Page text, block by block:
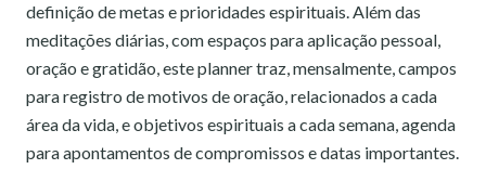
definição de metas e prioridades espirituais. Além das
meditações diárias, com espaços para aplicação pessoal,
oração e gratidão, este planner traz, mensalmente, campos
para registro de motivos de oração, relacionados a cada
área da vida, e objetivos espirituais a cada semana, agenda
para apontamentos de compromissos e datas importantes.